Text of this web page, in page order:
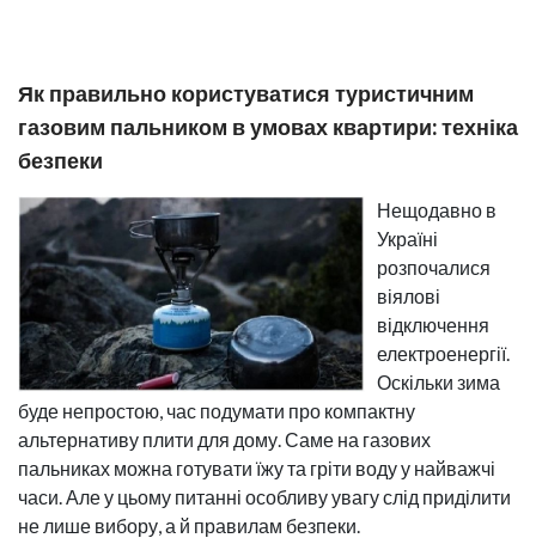
Як правильно користуватися туристичним
газовим пальником в умовах квартири: техніка
безпеки
Нещодавно в
Україні
розпочалися
віялові
відключення
електроенергії.
Оскільки зима
буде непростою, час подумати про компактну
альтернативу плити для дому. Саме на газових
пальниках можна готувати їжу та гріти воду у найважчі
часи. Але у цьому питанні особливу увагу слід приділити
не лише вибору, а й правилам безпеки.